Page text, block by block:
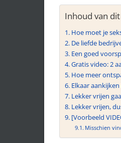
Inhoud van
Hoe moet je
De liefde
Een goed
Gratis video: 2
Hoe meer
Elkaar
Lekker vrijen
Lekker vrijen,
[Voorbeeld
Misschien